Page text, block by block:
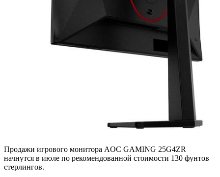
Продажи игрового монитора AOC GAMING 25G4ZR
начнутся в июле по рекомендованной стоимости 130 фунтов
стерлингов.